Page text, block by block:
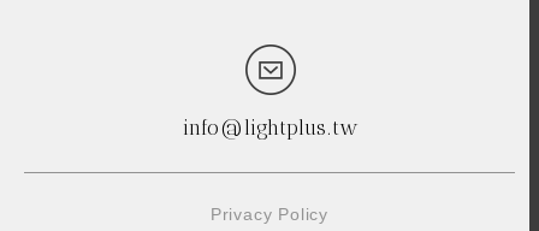
info@lightplus.tw
Privacy Policy